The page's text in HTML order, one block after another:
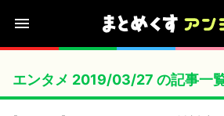
エンタメ 2019/03/27 の記事一